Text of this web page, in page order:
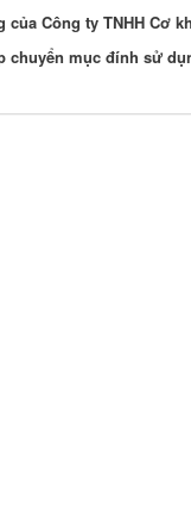
Công ty TNHH Cơ
chuyển mục đính sử